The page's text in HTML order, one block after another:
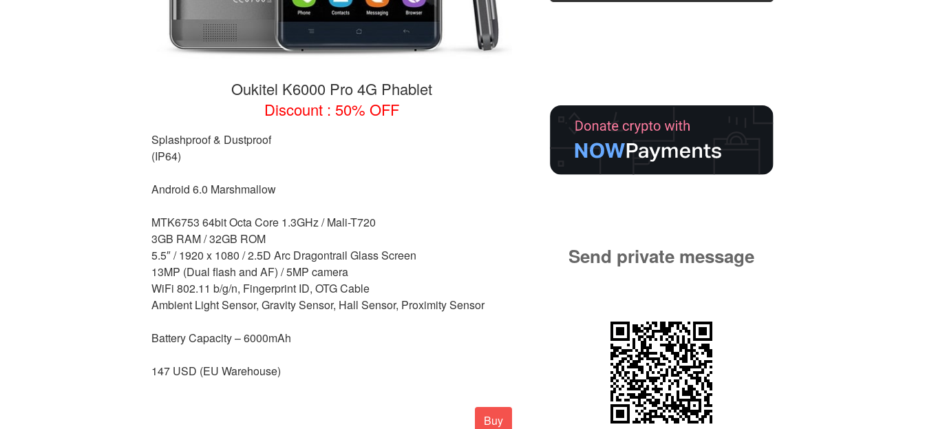
Oukitel K6000 Pro 4G Phablet
Discount : 50% OFF
Splashproof & Dustproof
(IP64)
Android 6.0 Marshmallow
MTK6753 64bit Octa Core 1.3GHz / Mali-T720
3GB RAM / 32GB ROM
5.5″ / 1920 x 1080 / 2.5D Arc Dragontrail Glass Screen
13MP (Dual flash and AF) / 5MP camera
WiFi 802.11 b/g/n, Fingerprint ID, OTG Cable
Ambient Light Sensor, Gravity Sensor, Hall Sensor, Proximity Sensor
Battery Capacity – 6000mAh
147 USD (EU Warehouse)
Buy
Send private message